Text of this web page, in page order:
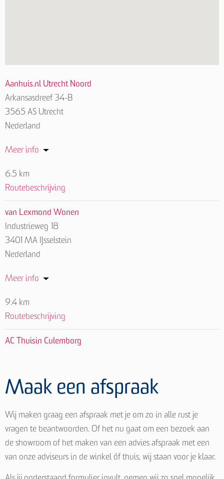
Aanhuis.nl Utrecht Noord
Arkansasdreef 34-B
3565 AS Utrecht
Nederland
Meer info
6.5 km
Routebeschrijving
van Lexmond Wonen
Industrieweg 18
3401 MA IJsselstein
Nederland
Meer info
9.4 km
Routebeschrijving
AC Thuisin Culemborg
Nederland
15.7 km
Routebeschrijving
Maak een afspraak
Wij maken graag een afspraak met je om zo in alle rust je
vragen te beantwoorden. Of het nu gaat om een bezoek aan
de showroom of het maken van een advies afspraak met een
van onze adviseurs in de winkel óf thuis, wij staan voor je klaar.